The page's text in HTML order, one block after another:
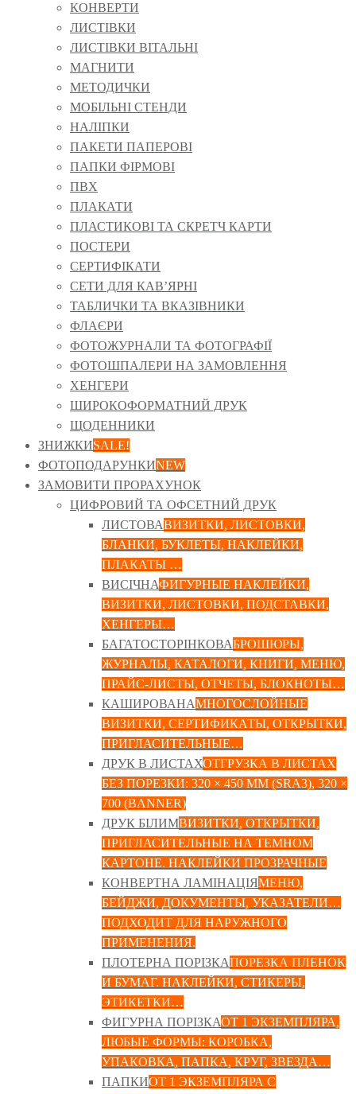
КОНВЕРТИ
ЛИСТІВКИ
ЛИСТІВКИ ВІТАЛЬНІ
МАГНИТИ
МЕТОДИЧКИ
МОБІЛЬНІ СТЕНДИ
НАЛІПКИ
ПАКЕТИ ПАПЕРОВІ
ПАПКИ ФІРМОВІ
ПВХ
ПЛАКАТИ
ПЛАСТИКОВІ ТА СКРЕТЧ КАРТИ
ПОСТЕРИ
СЕРТИФІКАТИ
СЕТИ ДЛЯ КАВ’ЯРНІ
ТАБЛИЧКИ ТА ВКАЗІВНИКИ
ФЛАЄРИ
ФОТОЖУРНАЛИ ТА ФОТОГРАФІЇ
ФОТОШПАЛЕРИ НА ЗАМОВЛЕННЯ
ХЕНГЕРИ
ШИРОКОФОРМАТНИЙ ДРУК
ЩОДЕННИКИ
ЗНИЖКИSALE!
ФОТОПОДАРУНКИNEW
ЗАМОВИТИ ПРОРАХУНОК
ЦИФРОВИЙ ТА ОФСЕТНИЙ ДРУК
ЛИСТОВАВИЗИТКИ, ЛИСТОВКИ,
БЛАНКИ, БУКЛЕТЫ, НАКЛЕЙКИ,
ПЛАКАТЫ …
ВИСІЧНАФИГУРНЫЕ НАКЛЕЙКИ,
ВИЗИТКИ, ЛИСТОВКИ, ПОДСТАВКИ,
ХЕНГЕРЫ…
БАГАТОСТОРІНКОВАБРОШЮРЫ,
ЖУРНАЛЫ, КАТАЛОГИ, КНИГИ, МЕНЮ,
ПРАЙС-ЛИСТЫ, ОТЧЕТЫ, БЛОКНОТЫ…
КАШИРОВАНАМНОГОСЛОЙНЫЕ
ВИЗИТКИ, СЕРТИФИКАТЫ, ОТКРЫТКИ,
ПРИГЛАСИТЕЛЬНЫЕ…
ДРУК В ЛИСТАХОТГРУЗКА В ЛИСТАХ
БЕЗ ПОРЕЗКИ: 320 × 450 ММ (SRA3), 320 ×
700 (BANNER)
ДРУК БІЛИМВИЗИТКИ, ОТКРЫТКИ,
ПРИГЛАСИТЕЛЬНЫЕ НА ТЕМНОМ
КАРТОНЕ. НАКЛЕЙКИ ПРОЗРАЧНЫЕ
КОНВЕРТНА ЛАМІНАЦІЯМЕНЮ,
БЕЙДЖИ, ДОКУМЕНТЫ, УКАЗАТЕЛИ…
ПОДХОДИТ ДЛЯ НАРУЖНОГО
ПРИМЕНЕНИЯ.
ПЛОТЕРНА ПОРІЗКАПОРЕЗКА ПЛЕНОК
И БУМАГ. НАКЛЕЙКИ, СТИКЕРЫ,
ЭТИКЕТКИ…
ФИГУРНА ПОРІЗКАОТ 1 ЭКЗЕМПЛЯРА,
ЛЮБЫЕ ФОРМЫ: КОРОБКА,
УПАКОВКА, ПАПКА, КРУГ, ЗВЕЗДА…
ПАПКИОТ 1 ЭКЗЕМПЛЯРА С